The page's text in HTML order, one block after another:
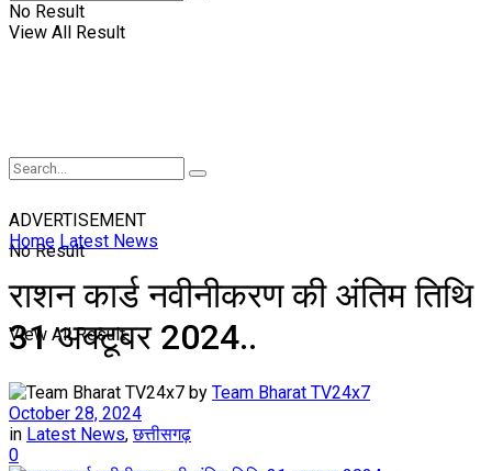
No Result
View All Result
No Result
View All Result
ADVERTISEMENT
Home Latest News
राशन कार्ड नवीनीकरण की अंतिम तिथि
31 अक्टूबर 2024..
by Team Bharat TV24x7
October 28, 2024
in Latest News,छत्तीसगढ़
0